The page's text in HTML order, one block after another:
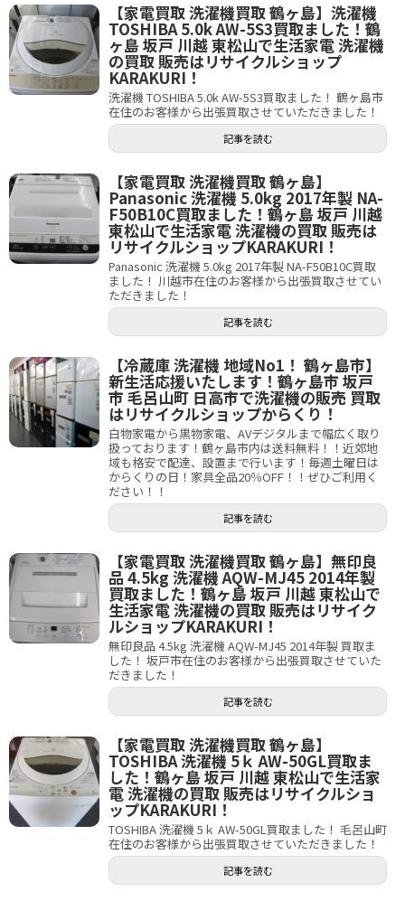
【家電買取 洗濯機買取 鶴ヶ島】洗濯機
TOSHIBA 5.0k AW-5S3買取ました！鶴
ヶ島 坂戸 川越 東松山で生活家電 洗濯機
の買取 販売はリサイクルショップ
KARAKURI！
洗濯機 TOSHIBA 5.0k AW-5S3買取ました！ 鶴ヶ島市
在住のお客様から出張買取させていただきました！
記事を読む
【家電買取 洗濯機買取 鶴ヶ島】
Panasonic 洗濯機 5.0kg 2017年製 NA-
F50B10C買取ました！鶴ヶ島 坂戸 川越
東松山で生活家電 洗濯機の買取 販売は
リサイクルショップKARAKURI！
Panasonic 洗濯機 5.0kg 2017年製 NA-F50B10C買取
ました！ 川越市在住のお客様から出張買取させてい
ただきました！
記事を読む
【冷蔵庫 洗濯機 地域No1！ 鶴ヶ島市】
新生活応援いたします！鶴ヶ島市 坂戸
市 毛呂山町 日高市で洗濯機の販売 買取
はリサイクルショップからくり！
白物家電から黒物家電、AVデジタルまで幅広く取り
扱っております！鶴ヶ島市内は送料無料！！近郊地
域も格安で配達、設置まで行います！毎週土曜日は
からくりの日！家具全品20％OFF！！ぜひご利用く
ださい！！
記事を読む
【家電買取 洗濯機買取 鶴ヶ島】無印良
品 4.5kg 洗濯機 AQW-MJ45 2014年製
買取ました！鶴ヶ島 坂戸 川越 東松山で
生活家電 洗濯機の買取 販売はリサイク
ルショップKARAKURI！
無印良品 4.5kg 洗濯機 AQW-MJ45 2014年製 買取ま
した！ 坂戸市在住のお客様から出張買取させていた
だきました！
記事を読む
【家電買取 洗濯機買取 鶴ヶ島】
TOSHIBA 洗濯機 5ｋ AW-50GL買取ま
した！鶴ヶ島 坂戸 川越 東松山で生活家
電 洗濯機の買取 販売はリサイクルショ
ップKARAKURI！
TOSHIBA 洗濯機 5ｋ AW-50GL買取ました！ 毛呂山町
在住のお客様から出張買取させていただきました！
記事を読む